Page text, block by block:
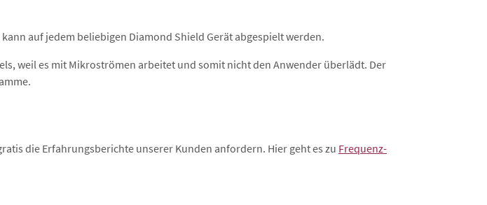
auf jedem beliebigen Diamond Shield Gerät abgespielt werden.
weil es mit Mikroströmen arbeitet und somit nicht den Anwender überlädt. Der
die Erfahrungsberichte unserer Kunden anfordern. Hier geht es zu Frequenz-